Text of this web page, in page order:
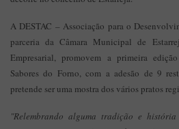
A DESTAC – Associação para o
parceria da Câmara Municipal de
Empresarial, promovem a primeira
Sabores do Forno, com a adesão de 9
pretende ser uma mostra dos vários pratos
"Relembrando alguma tradição e